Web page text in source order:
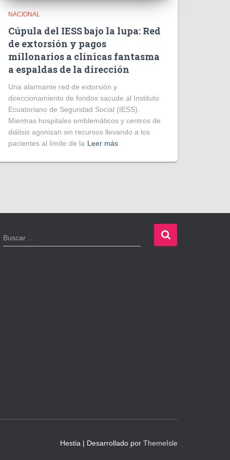
NACIONAL
Cúpula del IESS bajo la lupa: Red
de extorsión y pagos
millonarios a clínicas fantasma
a espaldas de la dirección
​Una alarmante red de extorsión y
direccionamiento de fondos sacude al Instituto
Ecuatoriano de Seguridad Social (IESS).
Mientras hospitales emblemáticos y centros de
diálisis agonizan sin recursos llevando a los
pacientes al límite de la Leer más
B
u
Buscar …
Hestia | Desarrollado por ThemeIsle